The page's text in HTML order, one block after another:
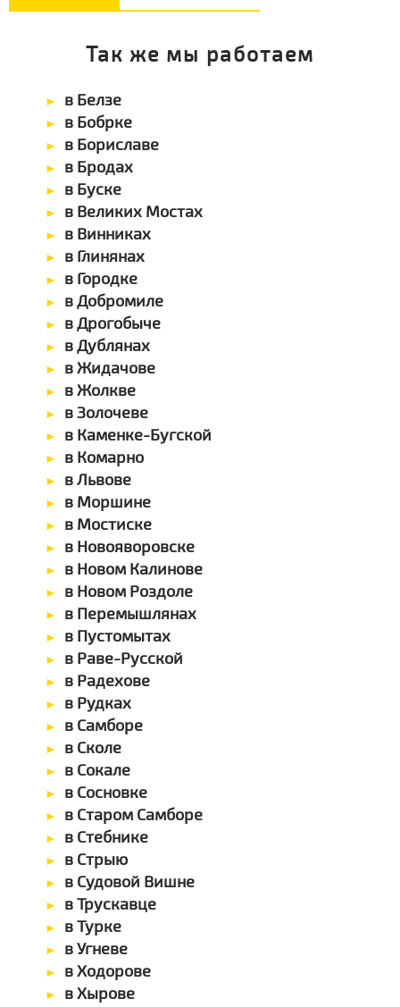
Так же мы работаем
в Белзе
в Бобрке
в Бориславе
в Бродах
в Буске
в Великих Мостах
в Винниках
в Глинянах
в Городке
в Добромиле
в Дрогобыче
в Дублянах
в Жидачове
в Жолкве
в Золочеве
в Каменке-Бугской
в Комарно
в Львове
в Моршине
в Мостиске
в Новояворовске
в Новом Калинове
в Новом Роздоле
в Перемышлянах
в Пустомытах
в Раве-Русской
в Радехове
в Рудках
в Самборе
в Сколе
в Сокале
в Сосновке
в Старом Самборе
в Стебнике
в Стрыю
в Судовой Вишне
в Трускавце
в Турке
в Угневе
в Ходорове
в Хырове